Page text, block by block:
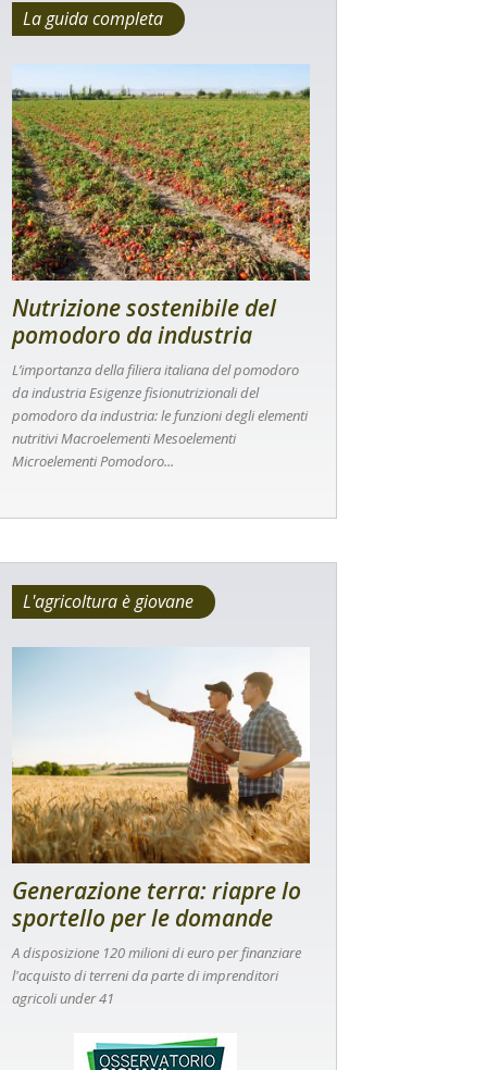
La guida completa
Nutrizione sostenibile del
pomodoro da industria
L’importanza della filiera italiana del pomodoro
da industria Esigenze fisionutrizionali del
pomodoro da industria: le funzioni degli elementi
nutritivi Macroelementi Mesoelementi
Microelementi Pomodoro...
L'agricoltura è giovane
Generazione terra: riapre lo
sportello per le domande
A disposizione 120 milioni di euro per finanziare
l'acquisto di terreni da parte di imprenditori
agricoli under 41